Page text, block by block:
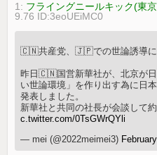
1: フライングニールキック(東
9.76 ID:3eoUEiMC0
🇨🇳共産党、🇯🇵での世論誘導に
昨日🇨🇳国営新華社が、北京が
い世論環境」を作り出す為に日
発表しました。
新華社と共同の社長が会談して約
c.twitter.com/0TsGWrQYli
— mei (@2022meimei3)